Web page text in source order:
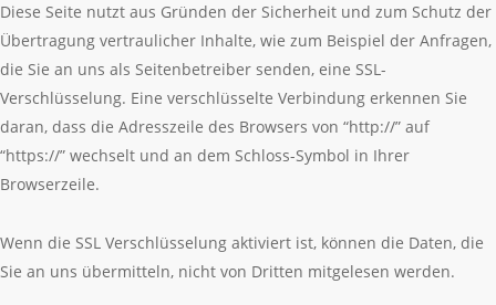
Diese Seite nutzt aus Gründen der Sicherheit und zum Schutz der
Übertragung vertraulicher Inhalte, wie zum Beispiel der Anfragen,
die Sie an uns als Seitenbetreiber senden, eine SSL-
Verschlüsselung. Eine verschlüsselte Verbindung erkennen Sie
daran, dass die Adresszeile des Browsers von “http://” auf
“https://” wechselt und an dem Schloss-Symbol in Ihrer
Browserzeile.
Wenn die SSL Verschlüsselung aktiviert ist, können die Daten, die
Sie an uns übermitteln, nicht von Dritten mitgelesen werden.